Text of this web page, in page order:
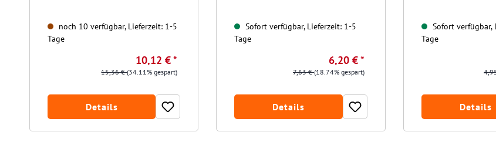
noch 10 verfügbar, Lieferzeit: 1-5
Tage
10,12 € *
15,36 €(34.11% gespart)
Details
Sofort verfügbar, Lieferzeit: 1-5
Tage
6,20 € *
7,63 €(18.74% gespart)
Details
Sofort verfügbar,
Tage
Details